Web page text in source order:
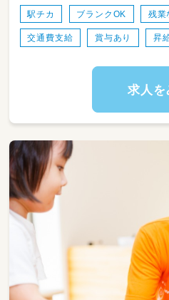
ルアップを目指せ
＜下記どちらかのエ
固定園配属ではな
勤務いただきます。
【勤務先例】
└千葉市・船橋市・市
■スクルドエンジェ
住所：千葉市花見
■スクルドエンジェ
住所：市川市新井
定員：70名
近くです。
駅チカ ブランクOK 残業
交通費支給 賞与あり 昇
求人を